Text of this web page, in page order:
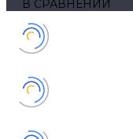
В СРАВНЕНИИ